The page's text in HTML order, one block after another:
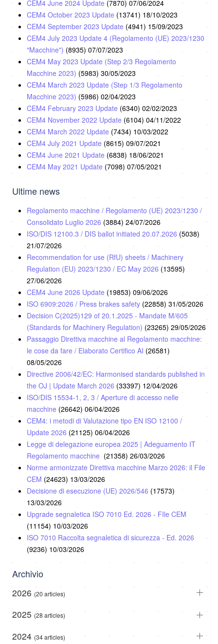
CEM4 June 2024 Update (7870) 07/06/2024
CEM4 October 2023 Update (13741) 18/10/2023
CEM4 September 2023 Update (4941) 15/09/2023
CEM4 July 2023 Update 4 (Regolamento (UE) 2023/1230
"Macchine") (8935) 07/07/2023
CEM4 May 2023 Update (Step 2/3 Regolamento
Macchine 2023) (5983) 30/05/2023
CEM4 March 2023 Update (Step 1/3 Regolamento
Macchine 2023) (5986) 02/04/2023
CEM4 February 2023 Update (6340) 02/02/2023
CEM4 November 2022 Update (6104) 04/11/2022
CEM4 March 2022 Update (7434) 10/03/2022
CEM4 July 2021 Update (8615) 09/07/2021
CEM4 June 2021 Update (6838) 18/06/2021
CEM4 May 2021 Update (7098) 07/05/2021
Ultime news
Regolamento macchine / Regolamento (UE) 2023/1230 /
Consolidato Luglio 2026 (3884) 24/07/2026
ISO/DIS 12100.3 / DIS ballot initiated 20.07.2026 (5038)
21/07/2026
Recommendation for use (RfU) sheets / Machinery
Regulation (EU) 2023/1230 / EC May 2026 (13595)
27/06/2026
CEM4 June 2026 Update (19853) 09/06/2026
ISO 6909:2026 / Press brakes safety (22858) 31/05/2026
Decision C(2025)129 of 20.1.2025 - Mandate M/605
(Standards for Machinery Regulation) (23265) 29/05/2026
Passaggio Direttiva macchine al Regolamento macchine:
le cose da fare / Elaborato Certifico AI (26581)
08/05/2026
Directive 2006/42/EC: Harmonised standards published in
the OJ | Update March 2026 (33397) 12/04/2026
ISO/DIS 15534-1, 2, 3 / Aperture di accesso nelle
macchine (26642) 06/04/2026
CEM4: i metodi di Valutazione tipo EN ISO 12100 /
Update 2026 (21125) 06/04/2026
Legge di delegazione europea 2025 | Adeguamento IT
Regolamento macchine (21358) 26/03/2026
Norme armonizzate Direttiva macchine Marzo 2026: il File
CEM (24623) 13/03/2026
Decisione di esecuzione (UE) 2026/546 (17573)
13/03/2026
Upgrade segnaletica ISO 7010 Ed. 2026 - FIle CEM
(11154) 10/03/2026
ISO 7010 Raccolta segnaletica di sicurezza - Ed. 2026
(9236) 10/03/2026
Archivio
2026 (20 articles)
2025 (28 articles)
2024 (34 articles)